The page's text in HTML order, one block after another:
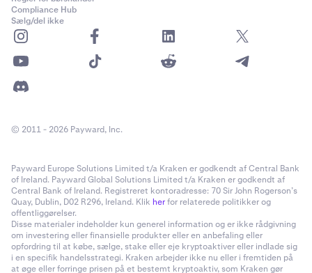
Compliance Hub
Sælg/del ikke
© 2011 - 2026 Payward, Inc.
Payward Europe Solutions Limited t/a Kraken er godkendt af Central Bank
of Ireland. Payward Global Solutions Limited t/a Kraken er godkendt af
Central Bank of Ireland. Registreret kontoradresse: 70 Sir John Rogerson’s
Quay, Dublin, D02 R296, Ireland. Klik herfor relaterede politikker og
offentliggørelser.
Disse materialer indeholder kun generel information og er ikke rådgivning
om investering eller finansielle produkter eller en anbefaling eller
opfordring til at købe, sælge, stake eller eje kryptoaktiver eller indlade sig
i en specifik handelsstrategi. Kraken arbejder ikke nu eller i fremtiden på
at øge eller forringe prisen på et bestemt kryptoaktiv, som Kraken gør